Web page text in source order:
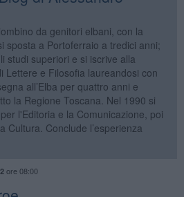
da genitori elbani, con la
sposta a Portoferraio a tredici anni;
studi superiori e si iscrive alla
Lettere e Filosofia laureandosi con
all’Elba per quattro anni e
la Regione Toscana. Nel 1990 si
l'Editoria e la Comunicazione, poi
Cultura. Conclude l’esperienza
ore 08:00